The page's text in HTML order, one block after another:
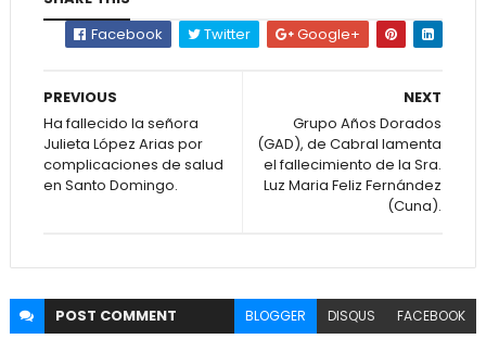
Facebook
Twitter Google+
NEXT
Grupo Años Dorados
(GAD), de Cabral lamenta
el fallecimiento de la Sra.
Luz Maria Feliz Fernández
(Cuna).
PREVIOUS
Ha fallecido la señora
Julieta López Arias por
complicaciones de salud
en Santo Domingo.
POST COMMENT BLOGGER DISQUS FACEBOOK